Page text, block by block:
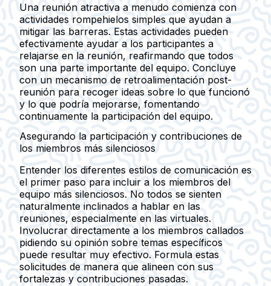
Una reunión atractiva a menudo comienza con
actividades rompehielos simples que ayudan a
mitigar las barreras. Estas actividades pueden
efectivamente ayudar a los participantes a
relajarse en la reunión, reafirmando que todos
son una parte importante del equipo. Concluye
con un mecanismo de retroalimentación post-
reunión para recoger ideas sobre lo que funcionó
y lo que podría mejorarse, fomentando
continuamente la participación del equipo.
Asegurando la participación y contribuciones de
los miembros más silenciosos
Entender los diferentes estilos de comunicación es
el primer paso para incluir a los miembros del
equipo más silenciosos. No todos se sienten
naturalmente inclinados a hablar en las
reuniones, especialmente en las virtuales.
Involucrar directamente a los miembros callados
pidiendo su opinión sobre temas específicos
puede resultar muy efectivo. Formula estas
solicitudes de manera que alineen con sus
fortalezas y contribuciones pasadas.